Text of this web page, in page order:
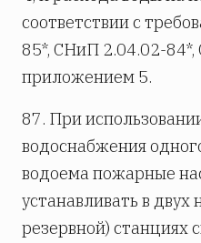
соответствии с
85*, СНиП 2.04.02-
приложением 5.
87. При
водоснабжения
водоема пожарные
устанавливать в двух
резервной) станциях